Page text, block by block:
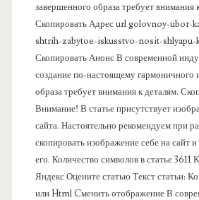
завершенного образа требует внимания
Скопировать Адрес url golovnoy-ubor-
shtrih-zabytoe-iskusstvo-nosit-shlyapu-
Скопировать Анонс В современной
создание по-настоящему гармоничного
образа требует внимания к деталям.
Внимание! В статье присутствует
сайта. Настоятельно рекомендуем при
скопировать изображение себе на сайт
его. Количество символов в статье 3611
Яндекс Оцените статью Текст статьи:
или Html Cменить отображение В